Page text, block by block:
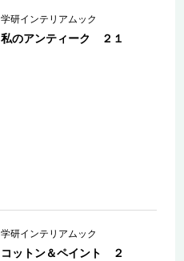
学研インテリアムック
私のアンティーク ２１
学研インテリアムック
コットン＆ペイント ２